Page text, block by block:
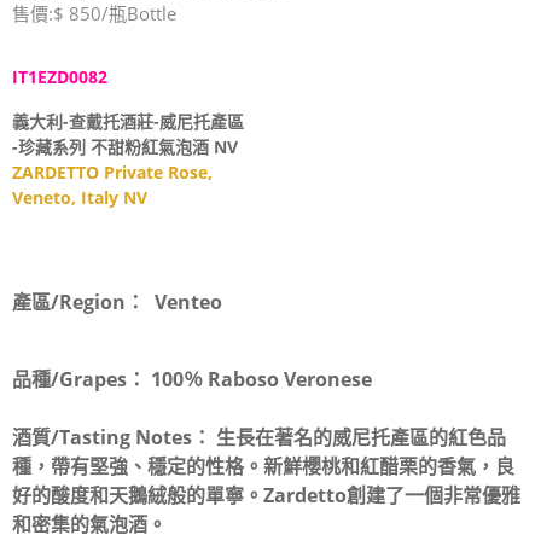
售價:$ 850/瓶Bottle
IT1EZD0082
義大利-查戴托酒莊-威尼托產區
-珍藏系列 不甜粉紅氣泡酒 NV
ZARDETTO Private Rose,
Veneto, Italy NV
產區/Region： Venteo
品種/Grapes： 100％ Raboso Veronese
酒質/Tasting Notes： 生長在著名的威尼托產區的紅色品
種，帶有堅強、穩定的性格。新鮮櫻桃和紅醋栗的香氣，良
好的酸度和天鵝絨般的單寧。Zardetto創建了一個非常優雅
和密集的氣泡酒。